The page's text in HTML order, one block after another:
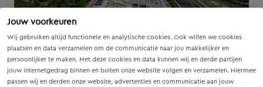
Jouw voorkeuren
Wij gebruiken altijd functionele en analytische cookies. Ook willen we cookies
plaatsen en data verzamelen om de communicatie naar jou makkelijker en
persoonlijker te maken. Met deze cookies en data kunnen wij en derde partijen
jouw internetgedrag binnen en buiten onze website volgen en verzamelen. Hiermee
passen wij en derden onze website, advertenties en communicatie aan jouw